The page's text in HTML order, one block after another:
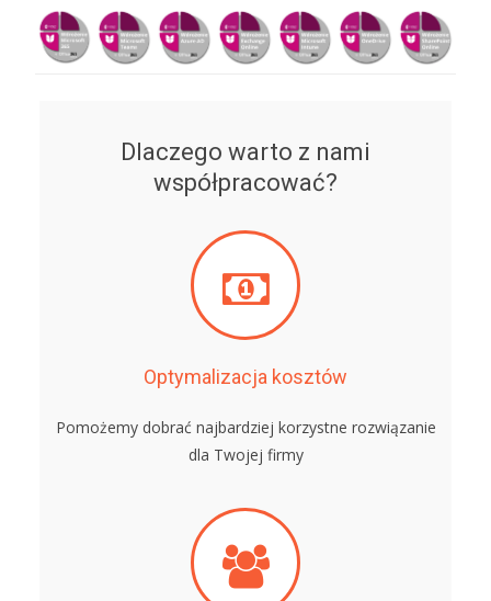
Dlaczego warto z nami
współpracować?
Optymalizacja kosztów
Pomożemy dobrać najbardziej korzystne rozwiązanie
dla Twojej firmy